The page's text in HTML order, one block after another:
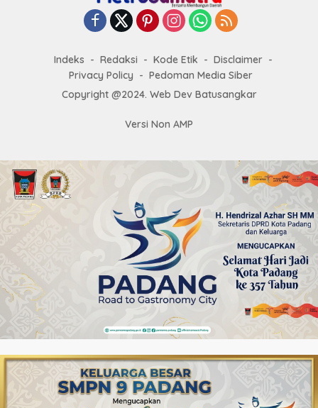
Indeks Redaksi Kode Etik
Disclaimer
Privacy Policy
Pedoman Media Siber
Copyright @2024. Web Dev Batusangkar
Versi Non AMP